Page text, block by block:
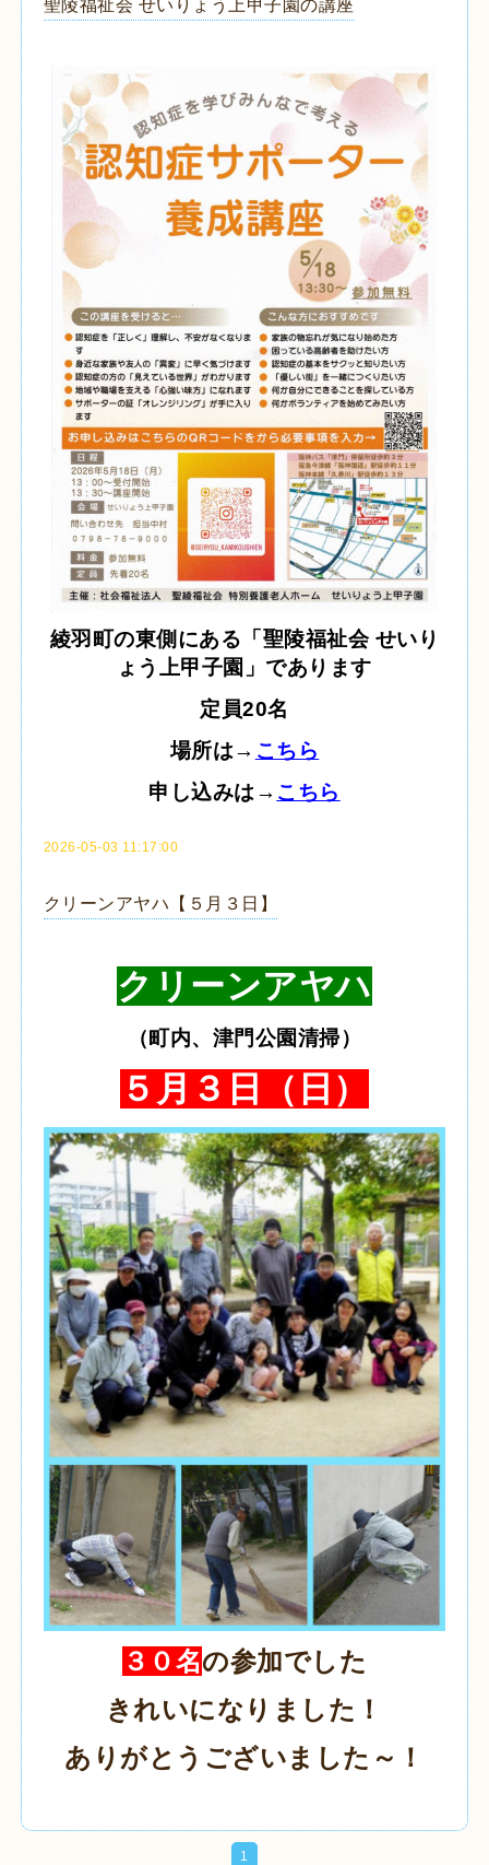
聖陵福祉会 せいりょう上甲子園の講座
綾羽町の東側にある「聖陵福祉会 せいり
ょう上甲子園」であります
定員20名
場所は→ こちら
申し込みは→ こちら
2026-05-03 11:17:00
クリーンアヤハ【５月３日】
クリーンアヤハ
（町内、津門公園清掃）
５月３日（日）
３０名の参加でした
きれいになりました！
ありがとうございました～！
1